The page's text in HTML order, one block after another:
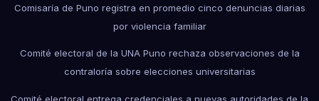
Comisaría de Puno registra en promedio cinco denuncias diarias
por violencia familiar
Comité electoral de la UNA Puno rechaza observaciones de la
contraloría sobre elecciones universitarias